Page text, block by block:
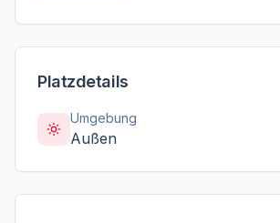
Platzdetails
Umgebung
Außen